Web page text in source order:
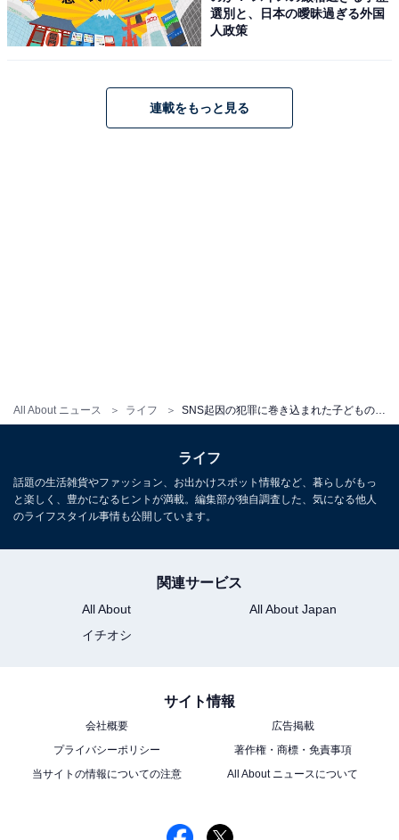
All About ニュース ライフ
「限られた人がスマホを使っていたインターネット黎明
もを狙った犯罪者も多くいます。機能制限することで
『自由を奪っている』と子どもに苦情を言われる場合も
ありますが、『守るために必要』という姿勢を貫きたい
は危険がいっぱいなんです」（鈴木さん）
「フィルタリング利用の有無が判明した被害児童のう
ち、約9割が被害時にフィルタリングを利用していなか
った」ことが明らかになっています。
選別と、日本の曖昧過ぎる外国
人政策
連載をもっと見る
ライフ
話題の生活雑貨やファッション、お出かけスポット情報など、暮らしがもっ
と楽しく、豊かになるヒントが満載。編集部が独自調査した、気になる他人
のライフスタイル事情も公開しています。
関連サービス
All About
All About Japan
イチオシ
サイト情報
会社概要
広告掲載
プライバシーポリシー
著作権・商標・免責事項
当サイトの情報についての注意
All About ニュースについて